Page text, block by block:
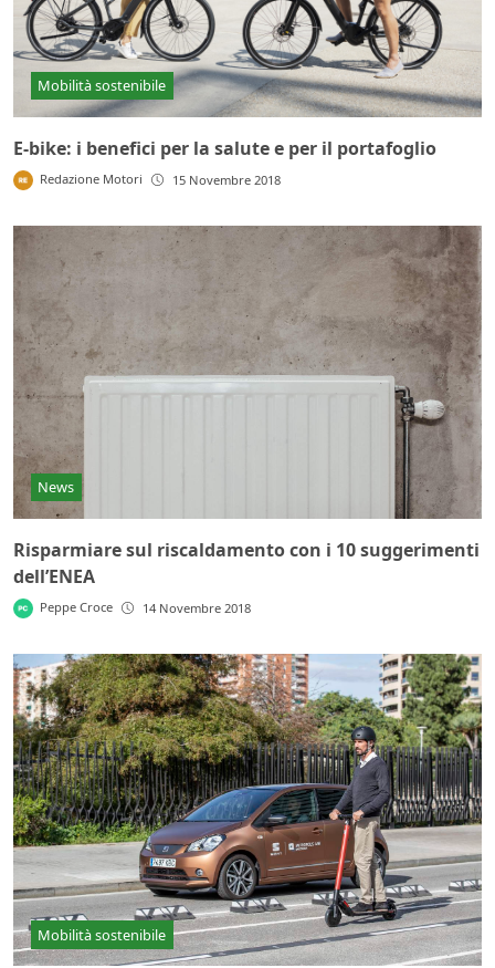
Mobilità sostenibile
E-bike: i benefici per la salute e per il portafoglio
Redazione Motori 15 Novembre 2018
News
Risparmiare sul riscaldamento con i 10 suggerimenti
dell’ENEA
Peppe Croce 14 Novembre 2018
Mobilità sostenibile